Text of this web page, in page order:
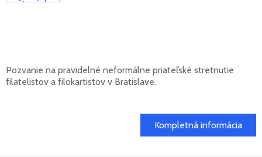
Pozvanie na pravidelné neformálne priateľské stretnutie
filatelistov a filokartistov v Bratislave.
Kompletná informácia